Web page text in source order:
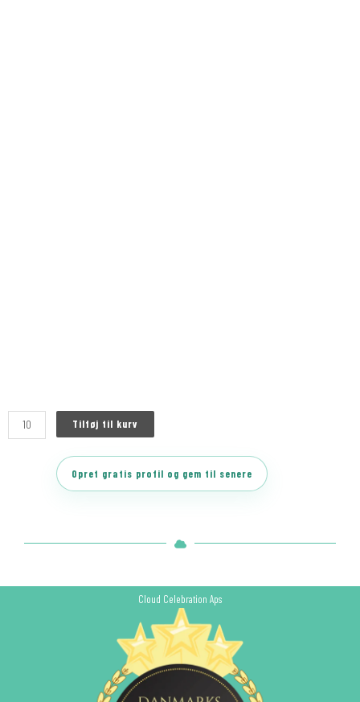
Tilføj til kurv
Opret gratis profil og gem til senere
Cloud Celebration Aps